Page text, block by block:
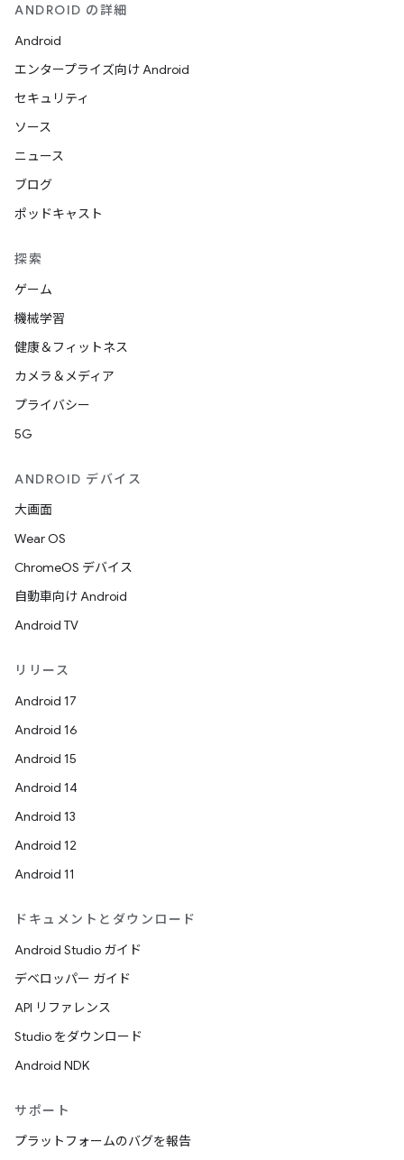
ANDROID の詳細
Android
エンタープライズ向け Android
セキュリティ
ソース
ニュース
ブログ
ポッドキャスト
探索
ゲーム
機械学習
健康＆フィットネス
カメラ＆メディア
プライバシー
5G
ANDROID デバイス
大画面
Wear OS
ChromeOS デバイス
自動車向け Android
Android TV
リリース
Android 17
Android 16
Android 15
Android 14
Android 13
Android 12
Android 11
ドキュメントとダウンロード
Android Studio ガイド
デベロッパー ガイド
API リファレンス
Studio をダウンロード
Android NDK
サポート
プラットフォームのバグを報告